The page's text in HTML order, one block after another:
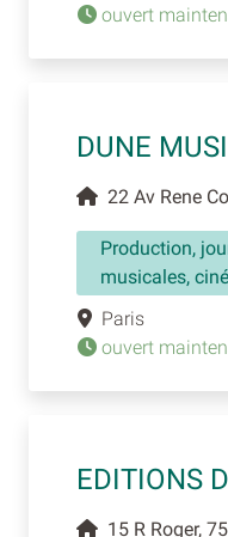
ouvert
DUNE
22 Av Rene
Production,
musicales,
Paris
ouvert
EDITIONS
15 R Roger,